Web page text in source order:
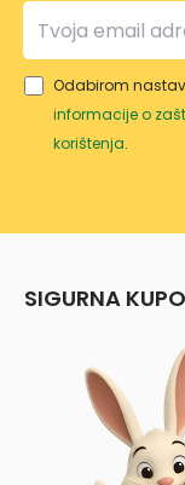
T/NY
WT/1
0
Odabirom
informacije o
korištenja.
SIGURNA